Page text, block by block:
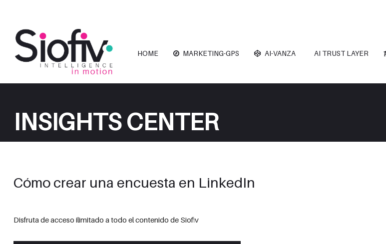
HOME MARKETING-GPS AI-VANZA AI TRUST LAYER
INSIGHTS CENTER
Cómo crear una encuesta en LinkedIn
Disfruta de acceso ilimitado a todo el contenido de Siofiv